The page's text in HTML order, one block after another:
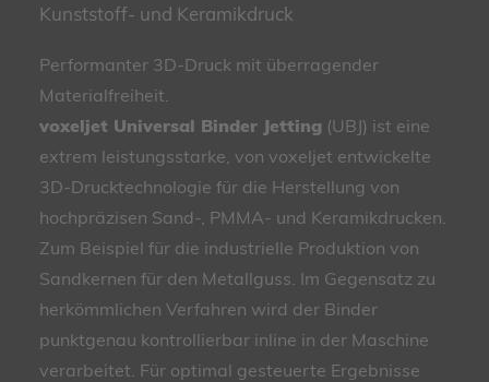
Kunststoff- und Keramikdruck
Performanter 3D-Druck mit überragender
Materialfreiheit.
voxeljet Universal Binder Jetting (UBJ) ist eine
extrem leistungsstarke, von voxeljet entwickelte
3D-Drucktechnologie für die Herstellung von
hochpräzisen Sand-, PMMA- und Keramikdrucken.
Zum Beispiel für die industrielle Produktion von
Sandkernen für den Metallguss. Im Gegensatz zu
herkömmlichen Verfahren wird der Binder
punktgenau kontrollierbar inline in der Maschine
verarbeitet. Für optimal gesteuerte Ergebnisse